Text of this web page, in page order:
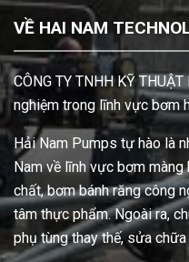
VỀ HAI NAM
CÔNG TY TNHH KỸ
nghiệm trong lĩnh vực bơm
Hải Nam Pumps tự hào là
Nam về lĩnh vực bơm
chất, bơm bánh răng công
tâm thực phẩm. Ngoài ra,
phụ tùng thay thế, sửa